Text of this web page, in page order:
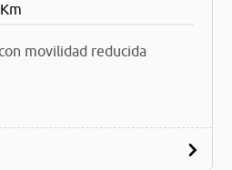
movilidad reducida